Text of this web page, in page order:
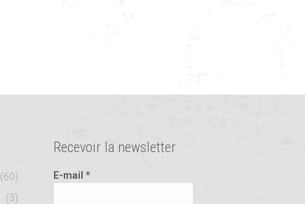
(60)
(3)
Recevoir la newsletter
E-mail *